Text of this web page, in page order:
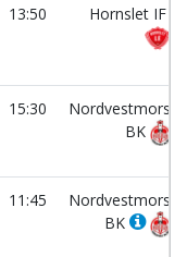
13:50 Hornslet IF
15:30
Nordvestmors
BK
11:45
Nordvestmors
BK